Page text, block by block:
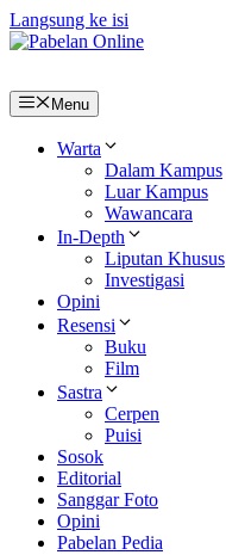
Langsung ke isi
Menu
Warta
Dalam Kampus
Luar Kampus
Wawancara
In-Depth
Liputan Khusus
Investigasi
Opini
Resensi
Buku
Film
Sastra
Cerpen
Puisi
Sosok
Editorial
Sanggar Foto
Opini
Pabelan Pedia